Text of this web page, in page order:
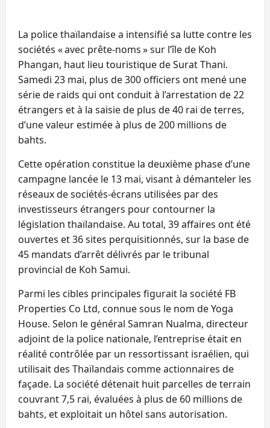
La police thaïlandaise a intensifié sa lutte contre les
sociétés « avec prête-noms » sur l’île de Koh
Phangan, haut lieu touristique de Surat Thani.
Samedi 23 mai, plus de 300 officiers ont mené une
série de raids qui ont conduit à l’arrestation de 22
étrangers et à la saisie de plus de 40 rai de terres,
d’une valeur estimée à plus de 200 millions de
bahts.
Cette opération constitue la deuxième phase d’une
campagne lancée le 13 mai, visant à démanteler les
réseaux de sociétés-écrans utilisées par des
investisseurs étrangers pour contourner la
législation thaïlandaise. Au total, 39 affaires ont été
ouvertes et 36 sites perquisitionnés, sur la base de
45 mandats d’arrêt délivrés par le tribunal
provincial de Koh Samui.
Parmi les cibles principales figurait la société FB
Properties Co Ltd, connue sous le nom de Yoga
House. Selon le général Samran Nualma, directeur
adjoint de la police nationale, l’entreprise était en
réalité contrôlée par un ressortissant israélien, qui
utilisait des Thaïlandais comme actionnaires de
façade. La société détenait huit parcelles de terrain
couvrant 7,5 rai, évaluées à plus de 60 millions de
bahts, et exploitait un hôtel sans autorisation.